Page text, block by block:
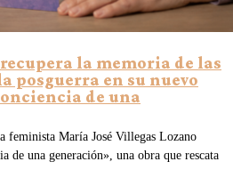
la memoria de las
posguerra en su nuevo
de una
feminista María José Villegas Lozano
de una generación», una obra que rescata